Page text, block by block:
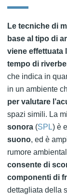
Le tecniche di
base al tipo di
viene effettuata
tempo di
che indica in
in un ambiente
per valutare
spazi simili. La
sonora (SPL) è
suono, ed è
rumore
consente di
componenti di
dettagliata della